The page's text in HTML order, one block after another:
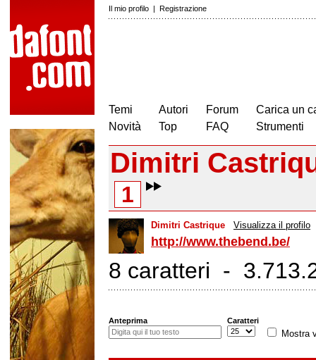
Il mio profilo | Registrazione
Temi
Novità
Autori
Top
Forum
FAQ
Carica un
Strumenti
Dimitri
1
Dimitri Castrique Visualizza il profilo
http://www.thebend.be/
8 caratteri -
Anteprima Caratteri
Mostra